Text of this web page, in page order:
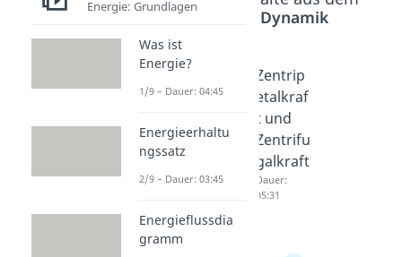
Dynamik
Kreisbe
wegung
04:22
quenz
03:08
Zentrip
etalkraf
t und
Zentrifu
galkraft
Dauer:
05:31
Energie: Grundlagen
Was ist
Energie?
1/9 – Dauer: 04:45
Energieerhaltu
ngssatz
2/9 – Dauer: 03:45
Energieflussdia
gramm